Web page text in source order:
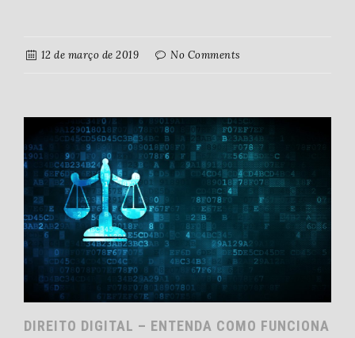
12 de março de 2019 No Comments
DIREITO DIGITAL – ENTENDA COMO FUNCIONA